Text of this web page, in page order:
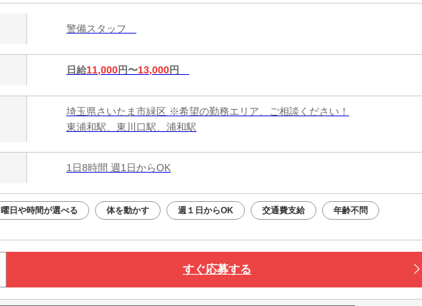
警備スタッフ
日給11,000円〜13,000円
埼玉県さいたま市緑区 ※希望の勤務エリア、ご相談ください！
東浦和駅、東川口駅、浦和駅
1日8時間 週1日からOK
曜日や時間が選べる 体を動かす 週１日からOK 交通費支給 年齢不問
すぐ応募する